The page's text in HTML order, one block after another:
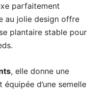
parfaitement
au jolie design offre
plantaire stable pour
, elle donne une
d’une semelle